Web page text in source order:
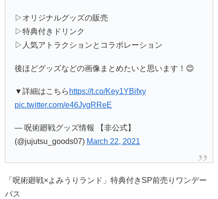
▷オリジナルグッズの販売
▷特典付きドリンク
▷人気アトラクションとコラボレーション
後ほどグッズなどの画像まとめたいと思います！😊
▼詳細はこちら https://t.co/Key1YBifxy
pic.twitter.com/e46JygRReE
— 呪術廻戦グッズ情報 【非公式】
(@jujutsu_goods07) March 22, 2021
「呪術廻戦×よみうりランド」特典付きSP前売りワンデー
パス